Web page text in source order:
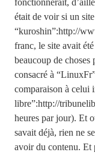
fonctionnerait,
était de voir si un
“kuroshin”:http://
franc, le site avait
beaucoup de choses
consacré à
comparaison à celui
libre”:http://
heures par jour). Et
savait déjà, rien ne
avoir du contenu. Et